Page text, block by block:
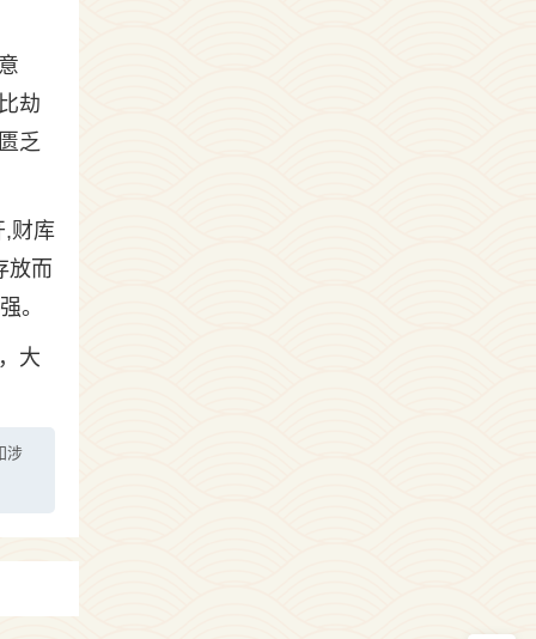
劫
乏
,财库
放而
。
大
涉